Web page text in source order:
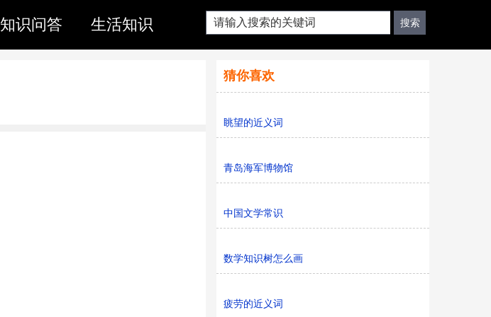
知识问答 生活知识
猜你喜欢
眺望的近义词
青岛海军博物馆
中国文学常识
数学知识树怎么画
疲劳的近义词